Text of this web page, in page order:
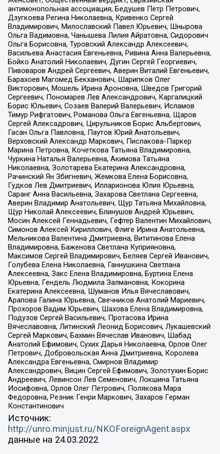
антимонопольная ассоциация, Бедушев Петр Петрович,
Дзугкоева Регина Николаевна, Кривенко Сергей
Владимирович, Милославский Павел Юрьевич, Шнырова
Ольга Вадимовна, Чанышева Лилия Айратовна, Сидорович
Ольга Борисовна, Туровский Александр Алексеевич,
Васильева Анастасия Евгеньевна, Ривина Анна Валерьевна,
Бойко Анатолий Николаевич, Дугин Сергей Георгиевич,
Пивоваров Андрей Сергеевич, Аверин Виталий Евгеньевич,
Барахоев Магомед Бекханович, Шарипков Олег
Викторович, Мошель Ирина Ароновна, Шведов Григорий
Сергеевич, Пономарев Лев Александрович, Каргалицкий
Борис Юльевич, Созаев Валерий Валерьевич, Исламов
Тимур Рифгатович, Романова Ольга Евгеньевна, Щаров
Сергей Алексадрович, Цирульников Борис Альбертович,
Гасан Ольга Павловна, Паутов Юрий Анатольевич,
Верховский Александр Маркович, Пислакова-Паркер
Марина Петровна, Кочеткова Татьяна Владимировна,
Чуркина Наталья Валерьевна, Акимова Татьяна
Николаевна, Золотарева Екатерина Александровна,
Рачинский Ян Збигневич, Жемкова Елена Борисовна,
Гудков Лев Дмитриевич, Илларионова Юлия Юрьевна,
Саранг Анна Васильевна, Захарова Светлана Сергеевна,
Аверин Владимир Анатольевич, Щур Татьяна Михайловна,
Щур Николай Алексеевич, Блинушов Андрей Юрьевич,
Мосин Алексей Геннадьевич, Гефтер Валентин Михайлович,
Симонов Алексей Кириллович, Флиге Ирина Анатольевна,
Мельникова Валентина Дмитриевна, Вититинова Елена
Владимировна, Баженова Светлана Куприяновна,
Максимов Сергей Владимирович, Беляев Сергей Иванович,
Голубева Елена Николаевна, Ганнушкина Светлана
Алексеевна, Закс Елена Владимировна, Буртина Елена
Юрьевна, Гендель Людмила Залмановна, Кокорина
Екатерина Алексеевна, Шуманов Илья Вячеславович,
Арапова Галина Юрьевна, Свечников Анатолий Мариевич,
Прохоров Вадим Юрьевич, Шахова Елена Владимировна,
Подузов Сергей Васильевич, Протасова Ирина
Вячеславовна, Литинский Леонид Борисович, Лукашевский
Сергей Маркович, Бахмин Вячеслав Иванович, Шабад
Анатолий Ефимович, Сухих Дарья Николаевна, Орлов Олег
Петрович, Добровольская Анна Дмитриевна, Королева
Александра Евгеньевна, Смирнов Владимир
Александрович, Вицин Сергей Ефимович, Золотухин Борис
Андреевич, Левинсон Лев Семенович, Локшина Татьяна
Иосифовна, Орлов Олег Петрович, Полякова Мара
Федоровна, Резник Генри Маркович, Захаров Герман
Константинович
Источник:
http://unro.minjust.ru/NKOForeignAgent.aspx
данные на 24.03.2022